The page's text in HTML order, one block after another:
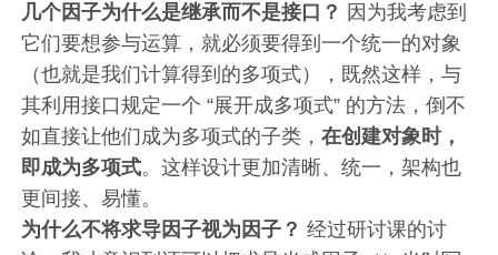
几个因子为什么是继承而不是接口？ 因为我考虑到
它们要想参与运算，就必须要得到一个统一的对象
（也就是我们计算得到的多项式），既然这样，与
其利用接口规定一个 “展开成多项式” 的方法，倒不
如直接让他们成为多项式的子类，在创建对象时，
即成为多项式。这样设计更加清晰、统一，架构也
更间接、易懂。
为什么不将求导因子视为因子？ 经过研讨课的讨